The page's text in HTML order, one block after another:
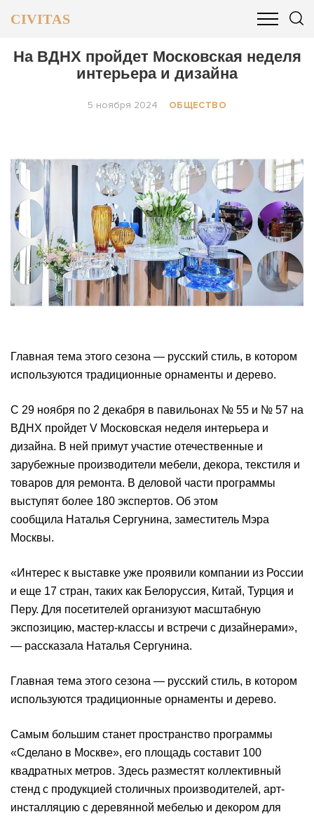
CIVITAS
ОБЩЕСТВО БИЗНЕС И ФИНАНСЫ
На ВДНХ пройдет Московская неделя
интерьера и дизайна
5 ноября 2024 ОБЩЕСТВО
Главная тема этого сезона — русский стиль, в котором
используются традиционные орнаменты и дерево.
С 29 ноября по 2 декабря в павильонах № 55 и № 57 на
ВДНХ пройдет V Московская неделя интерьера и
дизайна. В ней примут участие отечественные и
зарубежные производители мебели, декора, текстиля и
товаров для ремонта. В деловой части программы
выступят более 180 экспертов. Об этом
сообщила Наталья Сергунина, заместитель Мэра
Москвы.
«Интерес к выставке уже проявили компании из России
и еще 17 стран, таких как Белоруссия, Китай, Турция и
Перу. Для посетителей организуют масштабную
экспозицию, мастер-классы и встречи с дизайнерами»,
— рассказала Наталья Сергунина.
Главная тема этого сезона — русский стиль, в котором
используются традиционные орнаменты и дерево.
Самым большим станет пространство программы
«Сделано в Москве», его площадь составит 100
квадратных метров. Здесь разместят коллективный
стенд с продукцией столичных производителей, арт-
инсталляцию с деревянной мебелью и декором для